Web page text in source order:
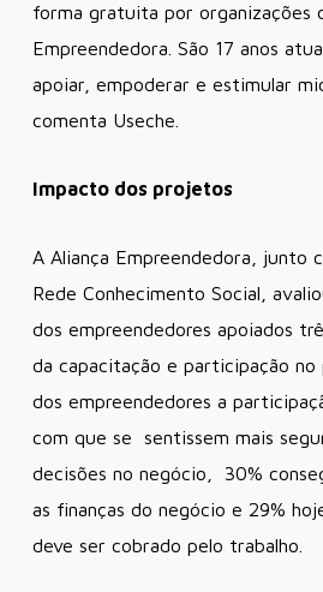
forma gratuita por organizações
Empreendedora. São 17 anos
apoiar, empoderar e estimular
comenta Useche.
Impacto dos projetos
A Aliança Empreendedora, junto
Rede Conhecimento Social,
dos empreendedores apoiados
da capacitação e participação no
dos empreendedores a
com que se sentissem mais
decisões no negócio, 30%
as finanças do negócio e 29%
deve ser cobrado pelo trabalho.